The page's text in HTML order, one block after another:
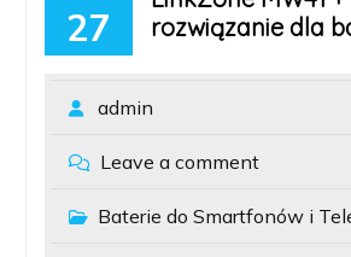
27
rozwiązanie dla
admin
Leave a comment
Baterie do Smartfonów i